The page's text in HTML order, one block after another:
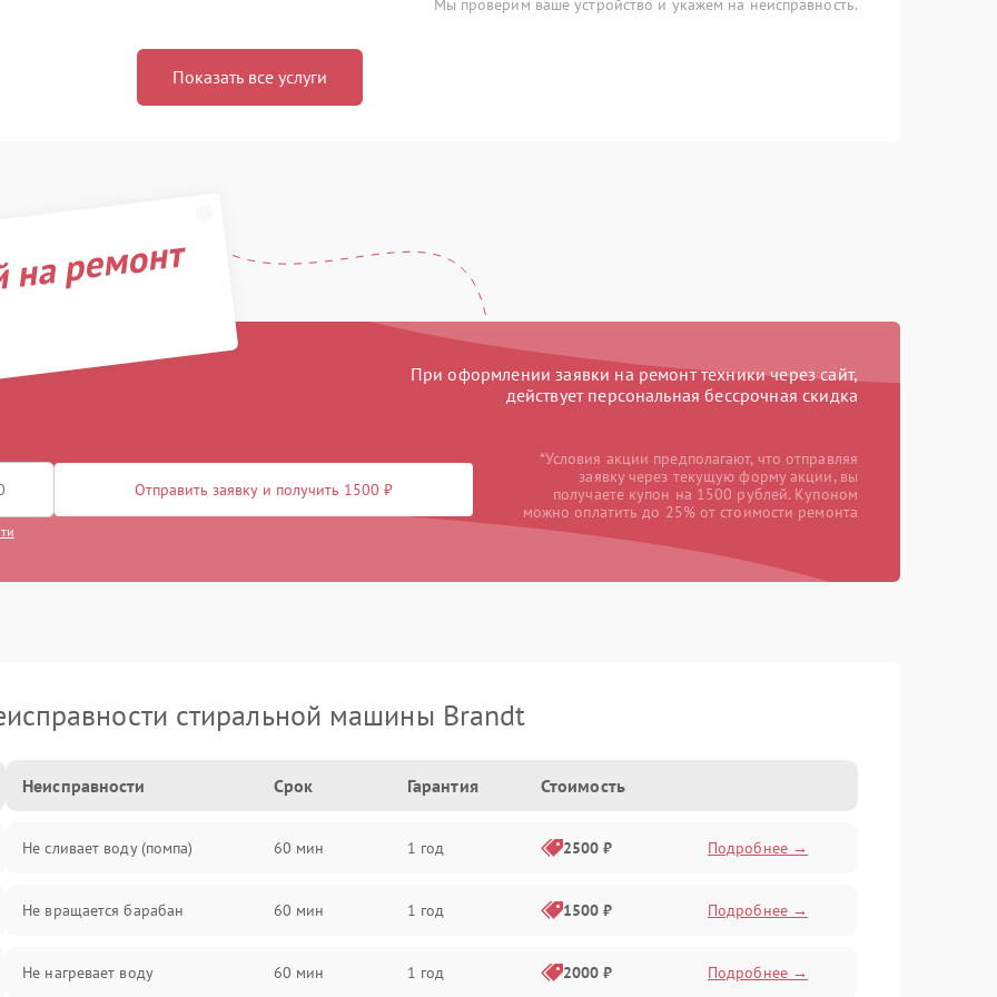
Мы проверим ваше устройство и укажем на неисправность.
Показать все услуги
ремонт
При оформлении заявки на ремонт техники через сайт,
действует персональная бессрочная скидка
Отправить заявку и получить 1500 ₽
*Условия акции предполагают, что отправляя
заявку через текущую форму акции, вы
получаете купон на 1500 рублей. Купоном
можно оплатить до 25% от стоимости ремонта
стиральной машины Brandt
Неисправности Срок Гарантия Стоимость
Не сливает воду (помпа) 60 мин 1 год 2500 ₽ Подробнее →
Не вращается барабан 60 мин 1 год 1500 ₽ Подробнее →
Не нагревает воду 60 мин 1 год 2000 ₽ Подробнее →